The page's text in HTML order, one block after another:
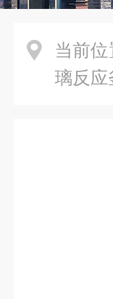
当前位
璃反应